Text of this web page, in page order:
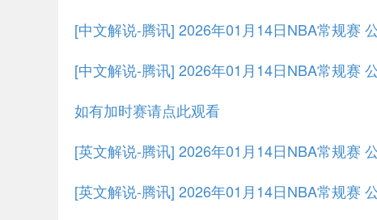
[中文解说-腾讯] 2026年01月14日NBA常规赛
[中文解说-腾讯] 2026年01月14日NBA常规赛
如有加时赛请点此观看
[英文解说-腾讯] 2026年01月14日NBA常规赛
[英文解说-腾讯] 2026年01月14日NBA常规赛